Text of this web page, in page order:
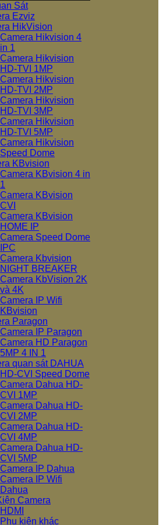
Sát
Ezviz
HikVision
Camera Hikvision 4
in 1
Camera Hikvision
HD-TVI 1MP
Camera Hikvision
HD-TVI 2MP
Camera Hikvision
HD-TVI 3MP
Camera Hikvision
HD-TVI 5MP
Camera Hikvision
Speed Dome
KBvision
Camera KBvision 4 in
1
Camera KBvision
CVI
Camera KBvision
HOME IP
Camera Speed Dome
IPC
Camera Kbvision
NIGHT BREAKER
Camera KbVision 2K
và 4K
Camera IP Wifi
KBvision
Paragon
Camera IP Paragon
Camera HD Paragon
5MP 4 IN 1
quan sát DAHUA
HD-CVI Speed Dome
Camera Dahua HD-
CVI 1MP
Camera Dahua HD-
CVI 2MP
Camera Dahua HD-
CVI 4MP
Camera Dahua HD-
CVI 5MP
Camera IP Dahua
Camera IP Wifi
Dahua
Camera
HDMI
Phụ kiện khác